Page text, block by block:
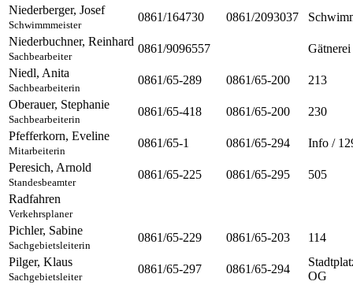
Niederberger, Josef
Schwimmmeister
0861/164730 0861/2093037
Niederbuchner, Reinhard
Sachbearbeiter
0861/9096557
Gätnerei
Niedl, Anita
Sachbearbeiterin
0861/65-289 0861/65-200
213
Oberauer, Stephanie
Sachbearbeiterin
0861/65-418 0861/65-200
230
Pfefferkorn, Eveline
Mitarbeiterin
0861/65-1 0861/65-294
Info /
Peresich, Arnold
Standesbeamter
0861/65-225 0861/65-295
505
Radfahren
Verkehrsplaner
Pichler, Sabine
Sachgebietsleiterin
0861/65-229 0861/65-203
114
Pilger, Klaus
Sachgebietsleiter
0861/65-297 0861/65-294
OG